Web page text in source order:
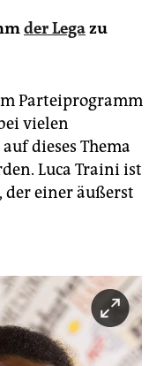
der Legazu
Parteiprogramm
vielen
dieses Thema
Luca Traini ist
der einer äußerst